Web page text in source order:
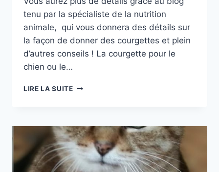
tenu par la spécialiste de la nutrition
animale, qui vous donnera des détails sur
la façon de donner des courgettes et plein
d’autres conseils ! La courgette pour le
chien ou le…
LIRE LA SUITEDONNEZ
VOS
LOULOUS